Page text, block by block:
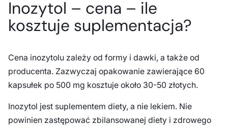
Inozytol – cena – ile
kosztuje suplementacja?
Cena inozytolu zależy od formy i dawki, a także od
producenta. Zazwyczaj opakowanie zawierające 60
kapsułek po 500 mg kosztuje około 30-50 złotych.
Inozytol jest suplementem diety, a nie lekiem. Nie
powinien zastępować zbilansowanej diety i zdrowego